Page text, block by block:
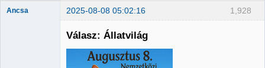
1,928
Ancsa 2025-08-08 05:02:16
Válasz: Állatvilág